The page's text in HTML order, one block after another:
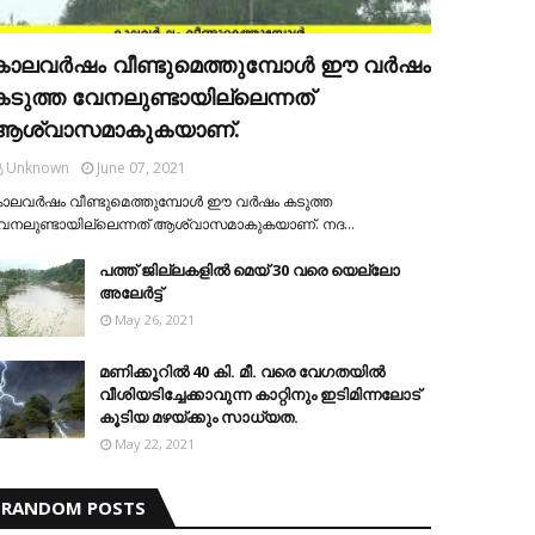
വീണ്ടുമെത്തുമ്പോള്‍ ഈ വര്‍ഷം
വേനലുണ്ടായില്ലെന്നത്
Unknown
June 07, 2021
വീണ്ടുമെത്തുമ്പോള്‍ ഈ വര്‍ഷം കടുത്ത
ആശ്വാസമാകുകയാണ്. നദ…
പത്ത് ജില്ലകളില്‍ മെയ് 30 വരെ യെല്ലോ
അലേര്‍ട്ട്
May 26, 2021
മണിക്കൂറിൽ 40 കി. മീ. വരെ വേഗതയിൽ
വീശിയടിച്ചേക്കാവുന്ന കാറ്റിനും ഇടിമിന്നലോട്
കൂടിയ മഴയ്ക്കും സാധ്യത.
May 22, 2021
RANDOM POSTS